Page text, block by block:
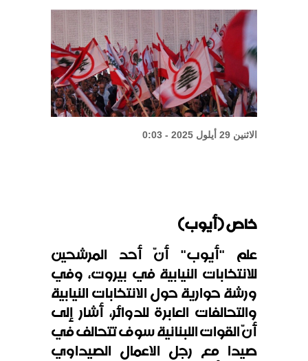
الدولة
واشنطن: المحادثات بين لبنان
وإسرائيل إيجابية
الاثنين 29 أيلول 2025 - 0:03
خاص (أيوب)
علم "أيوب" أنّ أحد المرشحين
للانتخابات النيابية في بيروت، وفي
ورشة حوارية حول الانتخابات النيابية
والتحالفات العابرة للدوائر، أشار إلى
أنّ القوات اللبنانية سوف تتحالف في
صيدا مع رجل الاعمال الصيداوي